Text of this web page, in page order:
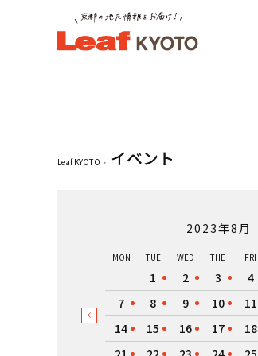
Leaf KYOTO イベント
2023年8月
MON TUE WED THE FRI
1 2 3 4
7
8 9 10 11
14
15 16 17 18